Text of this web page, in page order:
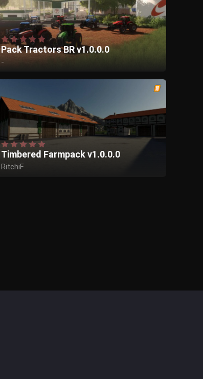
Pack Tractors BR v1.0.0.0
-
Timbered Farmpack v1.0.0.0
RitchiF